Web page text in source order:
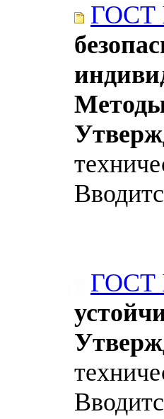
ГОСТ
ГОСТ